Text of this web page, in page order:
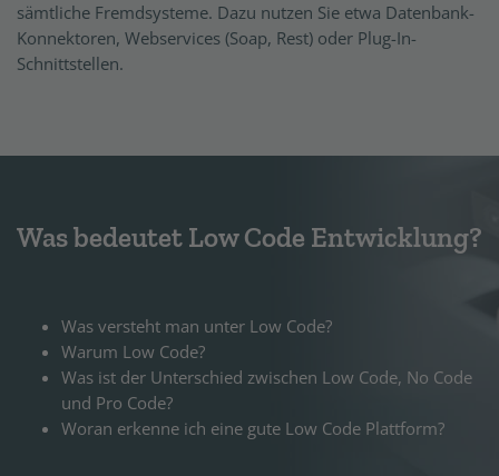
sämtliche Fremdsysteme. Dazu nutzen Sie etwa Datenbank-
Konnektoren, Webservices (Soap, Rest) oder Plug-In-
Schnittstellen.
Was bedeutet Low Code Entwicklung?
Was versteht man unter Low Code?
Warum Low Code?
Was ist der Unterschied zwischen Low Code, No Code
und Pro Code?
Woran erkenne ich eine gute Low Code Plattform?